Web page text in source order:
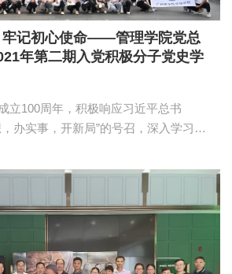
牢记初心使命——管理学院党总
年第二期入党积极分子党史学
立100周年，积极响应习近平总书
办实事，开新局”的号召，深入学习党
极分子党史学习培训班前往辛亥革命
馆开展实践课教学，参与此次活动的
记、支委与培训班全体学员。 本次
亥革命馆的“开辟共和新纪元--辛亥革
以时间顺序为主线，从晚清的民族危
前变局、革命运动的蓬勃发展、辛亥